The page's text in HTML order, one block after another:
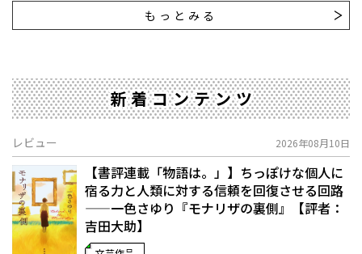
もっとみる
新着コンテンツ
レビュー 2026年08月10日
【書評連載「物語は。」】ちっぽけな個人に
宿る力と人類に対する信頼を回復させる回路
——一色さゆり『モナリザの裏側』【評者：
吉田大助】